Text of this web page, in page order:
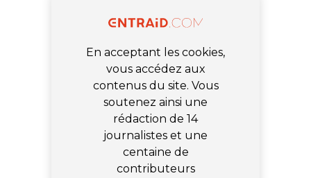
En acceptant les cookies,
vous accédez aux
contenus du site. Vous
soutenez ainsi une
rédaction de 14
journalistes et une
centaine de
contributeurs